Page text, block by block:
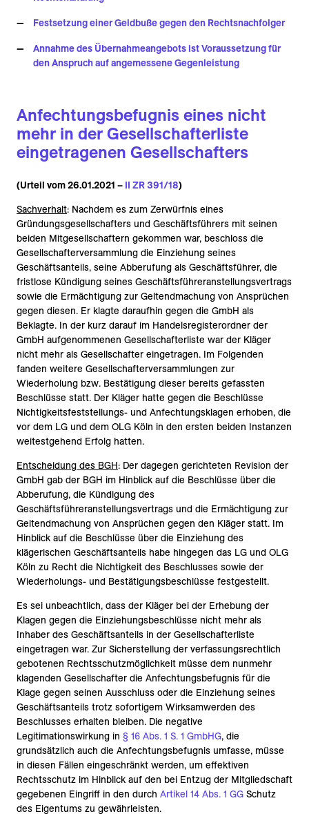
Festsetzung einer Geldbuße gegen den Rechtsnachfolger
Annahme des Übernahmeangebots ist Voraussetzung für
den Anspruch auf angemessene Gegenleistung
Anfechtungsbefugnis eines nicht
mehr in der Gesellschafterliste
eingetragenen Gesellschafters
(Urteil vom 26.01.2021 – II ZR 391/18)
Sachverhalt: Nachdem es zum Zerwürfnis eines
Gründungsgesellschafters und Geschäftsführers mit seinen
beiden Mitgesellschaftern gekommen war, beschloss die
Gesellschafterversammlung die Einziehung seines
Geschäftsanteils, seine Abberufung als Geschäftsführer, die
fristlose Kündigung seines Geschäftsführeranstellungsvertrags
sowie die Ermächtigung zur Geltendmachung von Ansprüchen
gegen diesen. Er klagte daraufhin gegen die GmbH als
Beklagte. In der kurz darauf im Handelsregisterordner der
GmbH aufgenommenen Gesellschafterliste war der Kläger
nicht mehr als Gesellschafter eingetragen. Im Folgenden
fanden weitere Gesellschafterversammlungen zur
Wiederholung bzw. Bestätigung dieser bereits gefassten
Beschlüsse statt. Der Kläger hatte gegen die Beschlüsse
Nichtigkeitsfeststellungs- und Anfechtungsklagen erhoben, die
vor dem LG und dem OLG Köln in den ersten beiden Instanzen
weitestgehend Erfolg hatten.
Entscheidung des BGH: Der dagegen gerichteten Revision der
GmbH gab der BGH im Hinblick auf die Beschlüsse über die
Abberufung, die Kündigung des
Geschäftsführeranstellungsvertrags und die Ermächtigung zur
Geltendmachung von Ansprüchen gegen den Kläger statt. Im
Hinblick auf die Beschlüsse über die Einziehung des
klägerischen Geschäftsanteils habe hingegen das LG und OLG
Köln zu Recht die Nichtigkeit des Beschlusses sowie der
Wiederholungs- und Bestätigungsbeschlüsse festgestellt.
Es sei unbeachtlich, dass der Kläger bei der Erhebung der
Klagen gegen die Einziehungsbeschlüsse nicht mehr als
Inhaber des Geschäftsanteils in der Gesellschafterliste
eingetragen war. Zur Sicherstellung der verfassungsrechtlich
gebotenen Rechtsschutzmöglichkeit müsse dem nunmehr
klagenden Gesellschafter die Anfechtungsbefugnis für die
Klage gegen seinen Ausschluss oder die Einziehung seines
Geschäftsanteils trotz sofortigem Wirksamwerden des
Beschlusses erhalten bleiben. Die negative
Legitimationswirkung in § 16 Abs. 1 S. 1 GmbHG, die
grundsätzlich auch die Anfechtungsbefugnis umfasse, müsse
in diesen Fällen eingeschränkt werden, um effektiven
Rechtsschutz im Hinblick auf den bei Entzug der Mitgliedschaft
gegebenen Eingriff in den durch Artikel 14 Abs. 1 GG Schutz
des Eigentums zu gewährleisten.